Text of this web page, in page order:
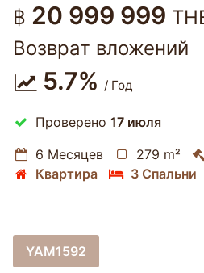
฿ 20 999 999
Возврат вложений
5.7% / Год
Проверено 17 июля
6 Месяцев
279 m²
Квартира
3 Спальни
YAM1592